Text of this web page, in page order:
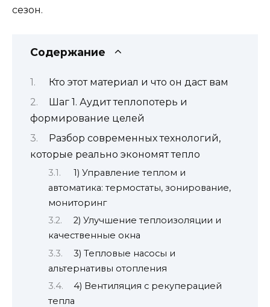
сезон.
Содержание
Кто этот материал и что он даст вам
Шаг 1. Аудит теплопотерь и
формирование целей
Разбор современных технологий,
которые реально экономят тепло
1) Управление теплом и
автоматика: термостаты, зонирование,
мониторинг
2) Улучшение теплоизоляции и
качественные окна
3) Тепловые насосы и
альтернативы отопления
4) Вентиляция с рекуперацией
тепла